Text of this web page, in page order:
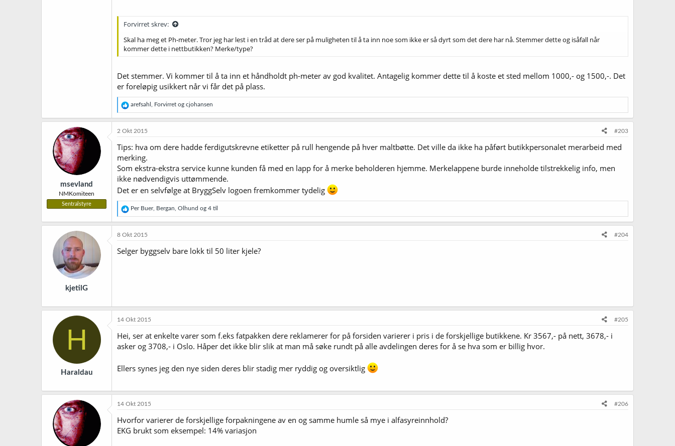
Forvirret skrev:
Skal ha meg et Ph-meter. Tror jeg har lest i en tråd at dere ser på muligheten til å ta inn noe som ikke er så dyrt som det dere har nå. Stemmer dette og isåfall når
kommer dette i nettbutikken? Merke/type?
Det stemmer. Vi kommer til å ta inn et håndholdt ph-meter av god kvalitet. Antagelig kommer dette til å koste et sted mellom 1000,- og 1500,-. Det
er foreløpig usikkert når vi får det på plass.
R
e
a
k
o
n
e
arefsahl Forvirret og cjohansen
msevland
NMKomiteen
Sentralstyre
2 Okt 2015 #203
Tips: hva om dere hadde ferdigutskrevne etiketter på rull hengende på hver maltbøtte. Det ville da ikke ha påført butikkpersonalet merarbeid med
merking.
Som ekstra-ekstra service kunne kunden få med en lapp for å merke beholderen hjemme. Merkelappene burde inneholde tilstrekkelig info, men
ikke nødvendigvis uttømmende.
Det er en selvfølge at BryggSelv logoen fremkommer tydelig
R
e
a
k
o
Per Buer, Bergan Olhund og 4 til
kjetilG
8 Okt 2015 #204
Selger byggselv bare lokk til 50 liter kjele?
H
Haraldau
14 Okt 2015 #205
Hei, ser at enkelte varer som f.eks fatpakken dere reklamerer for på forsiden varierer i pris i de forskjellige butikkene. Kr 3567,- på nett, 3678,- i
asker og 3708,- i Oslo. Håper det ikke blir slik at man må søke rundt på alle avdelingen deres for å se hva som er billig hvor.
Ellers synes jeg den nye siden deres blir stadig mer ryddig og oversiktlig
14 Okt 2015 #206
Hvorfor varierer de forskjellige forpakningene av en og samme humle så mye i alfasyreinnhold?
EKG brukt som eksempel: 14% variasjon